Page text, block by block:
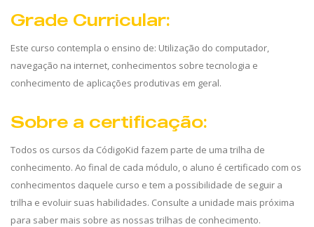
Grade Curricular:
Este curso contempla o ensino de: Utilização do computador,
navegação na internet, conhecimentos sobre tecnologia e
conhecimento de aplicações produtivas em geral.
Sobre a certificação:
Todos os cursos da CódigoKid fazem parte de uma trilha de
conhecimento. Ao final de cada módulo, o aluno é certificado com os
conhecimentos daquele curso e tem a possibilidade de seguir a
trilha e evoluir suas habilidades. Consulte a unidade mais próxima
para saber mais sobre as nossas trilhas de conhecimento.